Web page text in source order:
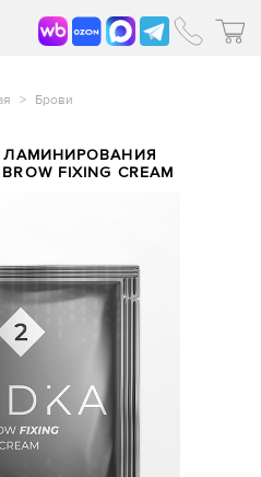
> Брови
ЛАМИНИРОВАНИЯ
FIXING CREAM